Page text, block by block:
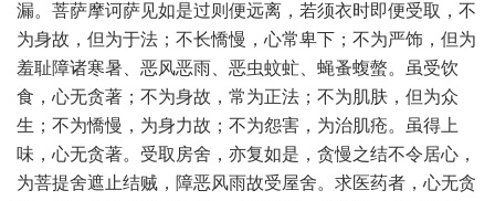
漏。菩萨摩诃萨见如是过则便远离，若须衣时即便受取，不
为身故，但为于法；不长憍慢，心常卑下；不为严饰，但为
羞耻障诸寒暑、恶风恶雨、恶虫蚊虻、蝇蚤蝮螫。虽受饮
食，心无贪著；不为身故，常为正法；不为肌肤，但为众
生；不为憍慢，为身力故；不为怨害，为治肌疮。虽得上
味，心无贪著。受取房舍，亦复如是，贪慢之结不令居心，
为菩提舍遮止结贼，障恶风雨故受屋舍。求医药者，心无贪